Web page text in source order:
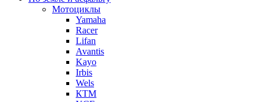
Мотоциклы
Yamaha
Racer
Lifan
Avantis
Kayo
Irbis
Wels
КТМ